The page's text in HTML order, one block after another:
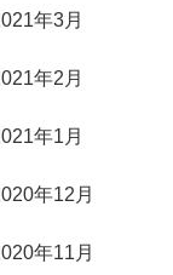
年3月
年2月
年1月
年12月
年11月